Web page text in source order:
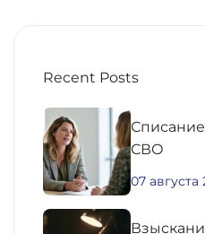
Recent Posts
СВО
07 августа